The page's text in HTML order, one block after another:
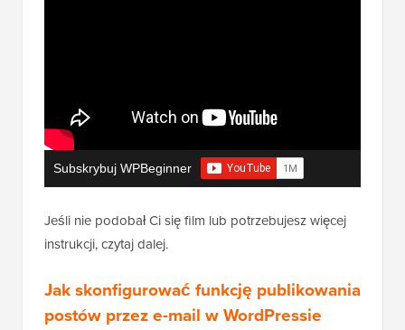
Subskrybuj WPBeginner
Jeśli nie podobał Ci się film lub potrzebujesz więcej
instrukcji, czytaj dalej.
Jak skonfigurować funkcję publikowania
postów przez e-mail w WordPressie